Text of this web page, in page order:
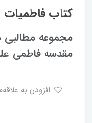
کتاب
مجموعه
مقدسه فاطمی